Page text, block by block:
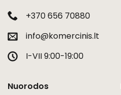
+370 656 70880
info@komercinis.lt
I-VII 9:00-19:00
Nuorodos